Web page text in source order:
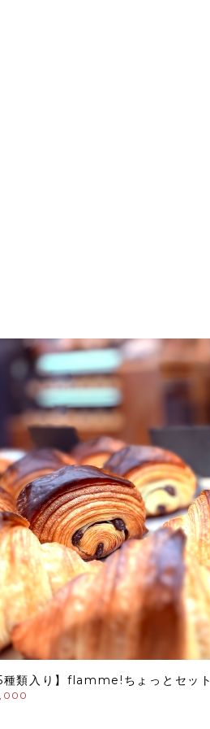
種類入り】flamme!ちょっとセット